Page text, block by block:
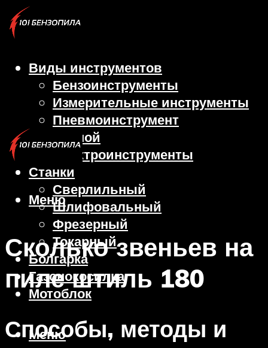
Виды инструментов
Бензоинструменты
Измерительные инструменты
Пневмоинструмент
Ручной
Электроинструменты
Станки
Сверлильный
Шлифовальный
Фрезерный
Токарный
Болгарка
Газонокосилка
Мотоблок
Меню
Меню
Сколько звеньев на
пиле штиль 180
Способы, методы и